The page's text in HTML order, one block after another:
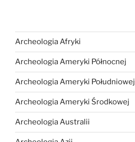
Archeologia Afryki
Archeologia Ameryki Północnej
Archeologia Ameryki Południowej
Archeologia Ameryki Środkowej
Archeologia Australii